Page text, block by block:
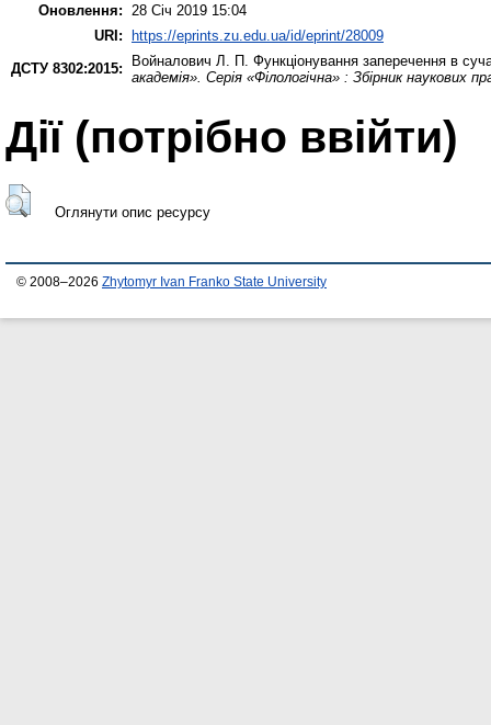
Оновлення:
28 Січ 2019 15:04
URI: https://eprints.zu.edu.ua/id/eprint/28009
ДСТУ 8302:2015:
Войналович Л. П. Функціонування заперечення в
академія». Серія «Філологічна» : Збірник наукових
Дії ​​(потрібно ввійти)
Оглянути опис ресурсу
© 2008–2026 Zhytomyr Ivan Franko State University